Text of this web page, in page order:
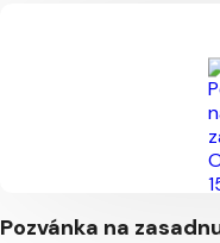
Pozvánka na